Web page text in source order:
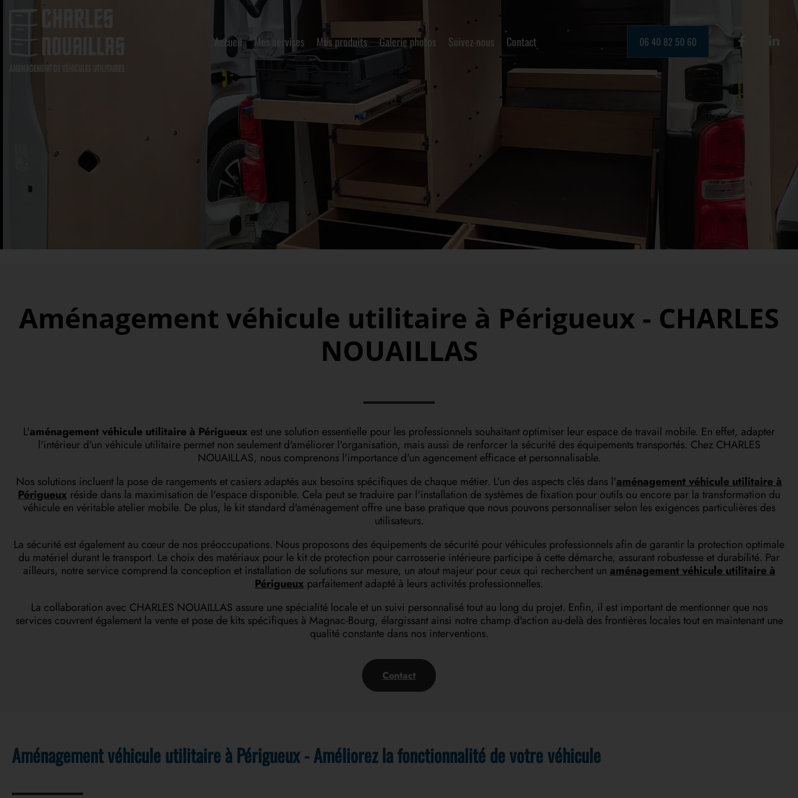
Accueil Mes services Mes produits Galerie photos Suivez-nous Contact 06 40 82 50 60
Aménagement véhicule utilitaire à Périgueux - CHARLES
NOUAILLAS
L'aménagement véhicule utilitaire à Périgueux est une solution essentielle pour les professionnels souhaitant optimiser leur espace de travail mobile. En effet, adapter
l'intérieur d'un véhicule utilitaire permet non seulement d'améliorer l'organisation, mais aussi de renforcer la sécurité des équipements transportés. Chez CHARLES
NOUAILLAS, nous comprenons l'importance d'un agencement efficace et personnalisable.
Nos solutions incluent la pose de rangements et casiers adaptés aux besoins spécifiques de chaque métier. L'un des aspects clés dans l'aménagement véhicule utilitaire à
Périgueux réside dans la maximisation de l'espace disponible. Cela peut se traduire par l'installation de systèmes de fixation pour outils ou encore par la transformation du
véhicule en véritable atelier mobile. De plus, le kit standard d'aménagement offre une base pratique que nous pouvons personnaliser selon les exigences particulières des
utilisateurs.
La sécurité est également au cœur de nos préoccupations. Nous proposons des équipements de sécurité pour véhicules professionnels afin de garantir la protection optimale
du matériel durant le transport. Le choix des matériaux pour le kit de protection pour carrosserie intérieure participe à cette démarche, assurant robustesse et durabilité. Par
ailleurs, notre service comprend la conception et installation de solutions sur mesure, un atout majeur pour ceux qui recherchent unaménagement véhicule utilitaire à
Périgueux parfaitement adapté à leurs activités professionnelles.
La collaboration avec CHARLES NOUAILLAS assure une spécialité locale et un suivi personnalisé tout au long du projet. Enfin, il est important de mentionner que nos
services couvrent également la vente et pose de kits spécifiques à Magnac-Bourg, élargissant ainsi notre champ d'action au-delà des frontières locales tout en maintenant une
qualité constante dans nos interventions.
Contact
Aménagement véhicule utilitaire à Périgueux - Améliorez la fonctionnalité de votre véhicule